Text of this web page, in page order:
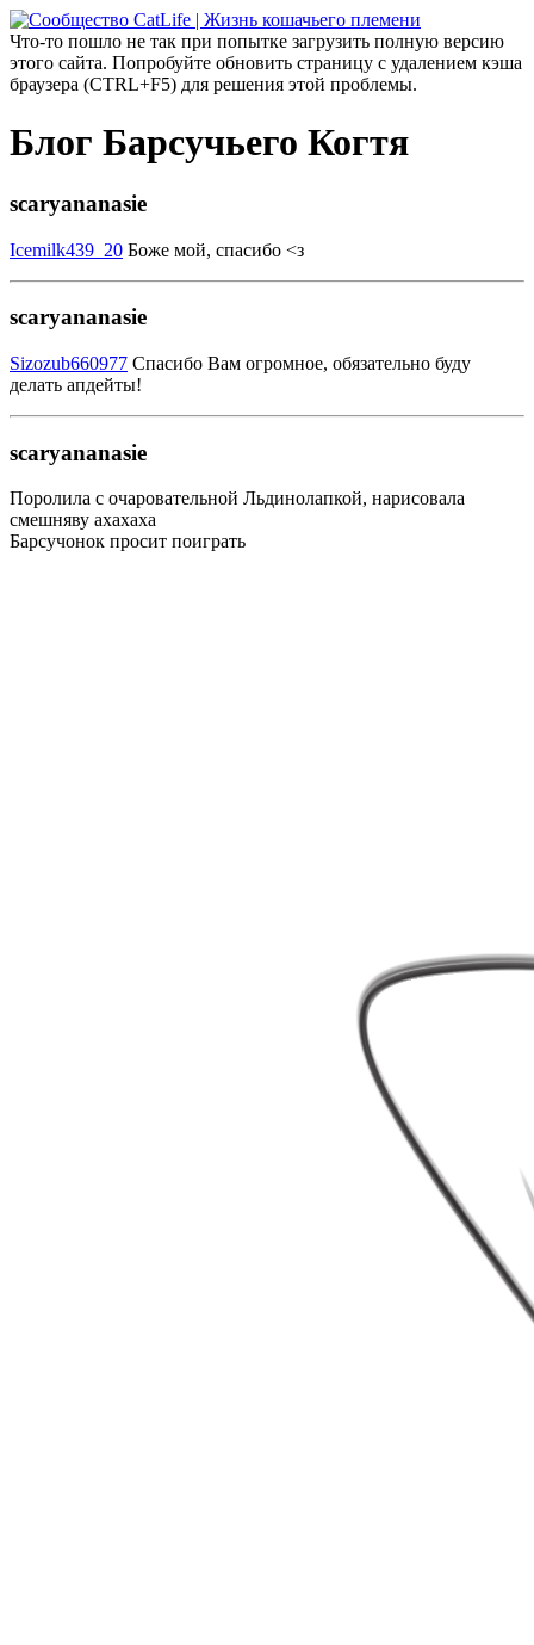
Что-то пошло не так при попытке загрузить полную версию
этого сайта. Попробуйте обновить страницу с удалением кэша
браузера (CTRL+F5) для решения этой проблемы.
Блог Барсучьего Когтя
scaryananasie
Icemilk439_20 Боже мой, спасибо <з
scaryananasie
Sizozub660977 Спасибо Вам огромное, обязательно буду
делать апдейты!
scaryananasie
Поролила с очаровательной Льдинолапкой, нарисовала
смешняву ахахаха
Барсучонок просит поиграть